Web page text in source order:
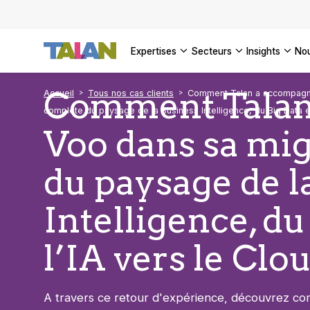
expertises secteurs insights
VOIR
VOIR
Accueil Tous nos cas clients
Comment Talan a
complète du paysage de la Business Intelligence, du Big Data
Comment
Voo dans sa
du paysage de
Intelligence, du
l’IA vers le
A travers ce retour d'expérience, découvrez